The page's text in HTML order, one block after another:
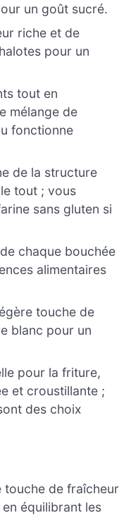
un goût sucré.
riche et de
pour un
tout en
mélange de
fonctionne
de la structure
tout ; vous
sans gluten si
chaque bouchée
alimentaires
touche de
blanc pour un
pour la friture,
et croustillante ;
des choix
touche de fraîcheur
équilibrant les